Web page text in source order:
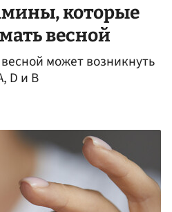
которые
весной
может возникнуть
D и B